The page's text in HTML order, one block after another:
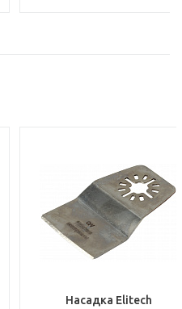
Насадка Elitech